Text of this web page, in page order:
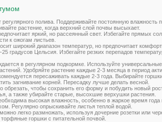
полива. Поддерживайте постоянную влажность
растение, когда верхний слой почвы высыхает.
яркий, но рассеянный свет. Избегайте прямых
к ожогам листьев.
широкий диапазон температур, но предпочитает
градусов Цельсия. Избегайте резких перепадов
в регулярном подкормке. Используйте
Удобряйте растение каждые 2-3 месяца в период
пересаживать каждые 2-3 года. Выбирайте
загнивание корней. Пересадку лучше делать весной.
чтобы сохранить его форму и побудить новый
а также убирайте старые, высохшие верхушки растения.
высокая влажность, особенно в жаркое время года
Регулярно опрыскивайте листья теплой водой.
легко размножать, используя дочерние розетки или
горшки с питательной почвой.